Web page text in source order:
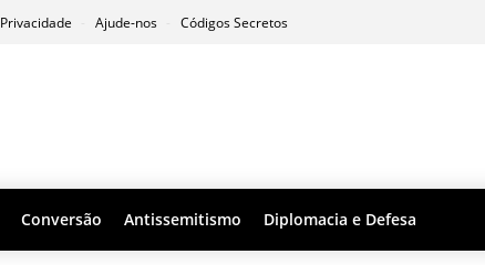
Privacidade Ajude-nos Códigos Secretos
Conversão Antissemitismo Diplomacia e Defesa